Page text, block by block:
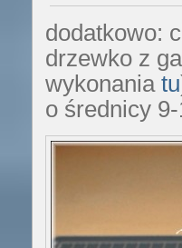
dodatkowo:
drzewko z
wykonania tu
o średnicy